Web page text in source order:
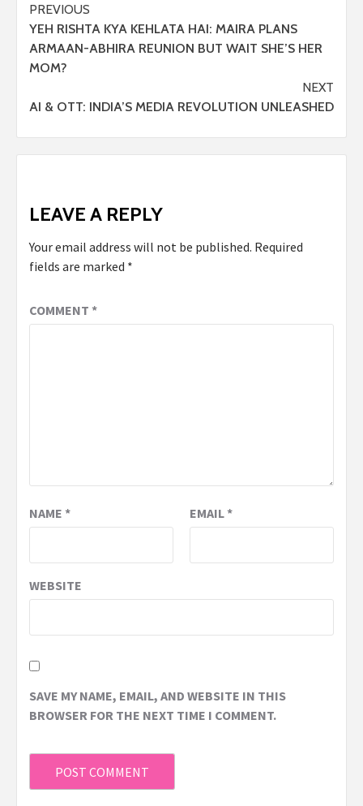
PREVIOUS
YEH RISHTA KYA KEHLATA HAI: MAIRA PLANS
ARMAAN-ABHIRA REUNION BUT WAIT SHE’S HER
MOM?
NEXT
AI & OTT: INDIA’S MEDIA REVOLUTION UNLEASHED
LEAVE A REPLY
Your email address will not be published. Required
fields are marked *
COMMENT *
NAME * EMAIL*
WEBSITE
SAVE MY NAME, EMAIL, AND WEBSITE IN THIS
BROWSER FOR THE NEXT TIME I COMMENT.